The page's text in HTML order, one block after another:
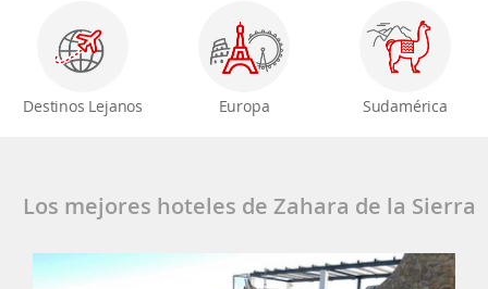
Destinos Lejanos Europa Sudamérica
Los mejores hoteles de Zahara de la Sierra